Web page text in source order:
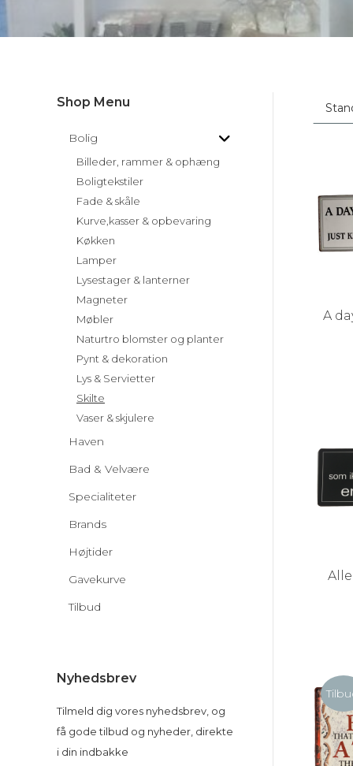
A
Shop Menu
Bolig
Billeder, rammer & ophæng
Boligtekstiler
Fade & skåle
Kurve,kasser & opbevaring
Køkken
Lamper
Lysestager & lanterner
Magneter
Møbler
Naturtro blomster og planter
Pynt & dekoration
Lys & Servietter
Skilte
Vaser & skjulere
Haven
Bad & Velvære
Specialiteter
Brands
Højtider
Gavekurve
Tilbud
Nyhedsbrev
Tilmeld dig vores nyhedsbrev, og
få gode tilbud og nyheder, direkte
i din indbakke